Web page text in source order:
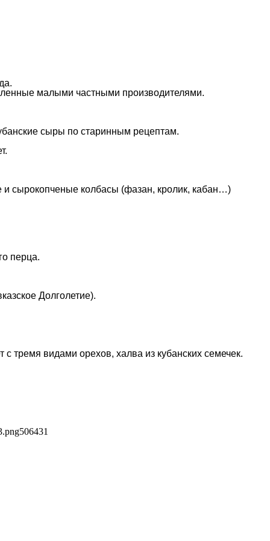
малыми частными производителями.
сыры по старинным рецептам.
сырокопченые колбасы (фазан, кролик, кабан…)
перца.
Долголетие).
тремя видами орехов, халва из кубанских семечек.
506431